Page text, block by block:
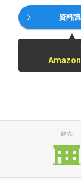
資料
建売